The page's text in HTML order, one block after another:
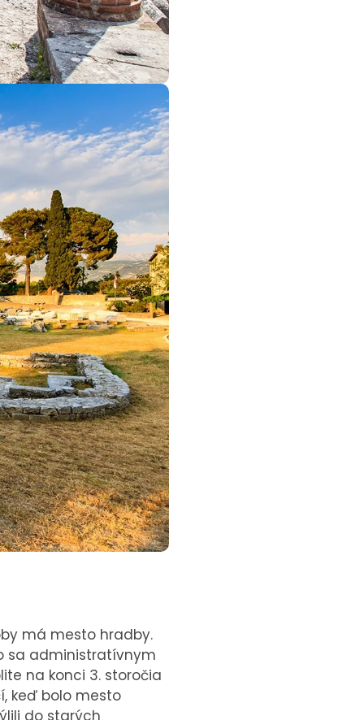
má mesto hradby.
sa administratívnym
na konci 3. storočia
keď bolo mesto
do starých